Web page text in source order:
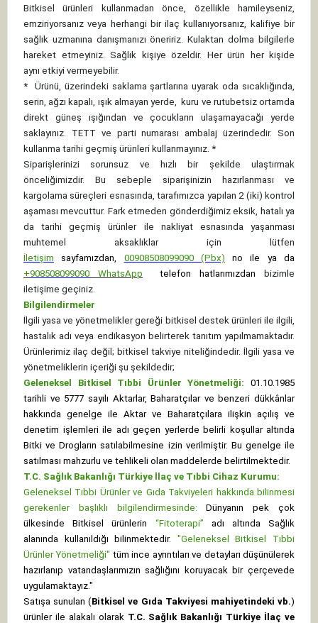
Bitkisel ürünleri kullanmadan önce, özellikle hamileyseniz,
emziriyorsanız veya herhangi bir ilaç kullanıyorsanız, kalifiye bir
sağlık uzmanına danışmanızı öneririz. Kulaktan dolma bilgilerle
hareket etmeyiniz. Sağlık kişiye özeldir. Her ürün her kişide
aynı etkiyi vermeyebilir.
*
Ürünü, üzerindeki saklama şartlarına uyarak oda sıcaklığında,
serin, ağzı kapalı, ışık almayan yerde, kuru ve rutubetsiz ortamda
direkt güneş ışığından ve çocukların ulaşamayacağı yerde
saklayınız. TETT ve parti numarası ambalaj üzerindedir. Son
kullanma tarihi geçmiş ürünleri kullanmayınız. *
Siparişlerinizi sorunsuz ve hızlı bir şekilde ulaştırmak
önceliğimizdir. Bu sebeple siparişinizin hazırlanması ve
kargolama süreçleri esnasında, tarafımızca yapılan 2 (iki) kontrol
aşaması mevcuttur. Fark etmeden gönderdiğimiz eksik, hatalı ya
da tarihi geçmiş ürünler ile nakliyat esnasında yaşanması
muhtemel aksaklıklar için lütfen
İletişim
sayfamızdan, 00908508099090 (Pbx) no ile ya da
+908508099090 WhatsApp telefon hatlarımızdan bizimle
iletişime geçiniz.
Bilgilendirmeler
İlgili yasa ve yönetmelikler gereği bitkisel destek ürünleri ile ilgili,
hastalık adı veya endikasyon belirterek tanıtım yapılmamaktadır.
Ürünlerimiz ilaç değil; bitkisel takviye niteliğindedir. İlgili yasa ve
yönetmeliklerin içeriği şu şekildedir;
Geleneksel Bitkisel Tıbbi Ürünler Yönetmeliği: 01.10.1985
tarihli ve 5777 sayılı Aktarlar, Baharatçılar ve benzeri dükkânlar
hakkında genelge ile Aktar ve Baharatçılara ilişkin açılış ve
denetim işlemleri ile adı geçen yerlerde belirli koşullar altında
Bitki ve Drogların satılabilmesine izin verilmiştir. Bu genelge ile
satılması mahzurlu ve tehlikeli olan maddelerde belirtilmektedir.
T.C. Sağlık Bakanlığı Türkiye İlaç ve Tıbbi Cihaz Kurumu:
Geleneksel Tıbbi Ürünler ve Gıda Takviyeleri hakkında bilinmesi
gerekenler başlıklı bilgilendirmesinde:
Dünyanın pek çok
ülkesinde Bitkisel ürünlerin “Fitoterapi” adı altında Sağlık
alanında kullanıldığı bilinmektedir. "Geleneksel Bitkisel Tıbbi
Ürünler Yönetmeliği" tüm ince ayrıntıları ve detayları düşünülerek
hazırlanıp vatandaşlarımızın sağlığını koruyacak bir çerçevede
uygulamaktayız."
Satışa sunulan (Bitkisel ve Gıda Takviyesi mahiyetindeki vb.)
ürünler ile alakalı olarak T.C. Sağlık Bakanlığı Türkiye İlaç ve